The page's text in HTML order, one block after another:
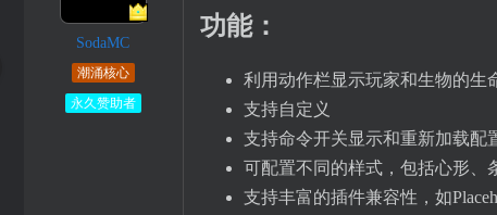
SodaMC
潮涌核心
永久赞助者
功能：
利用动作栏显示玩家和生物的生
支持自定义
支持命令开关显示和重新加载配
可配置不同的样式，包括心形、
支持丰富的插件兼容性，如